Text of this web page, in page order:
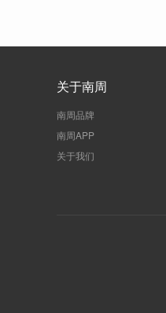
关于南周
南周品牌
南周APP
关于我们